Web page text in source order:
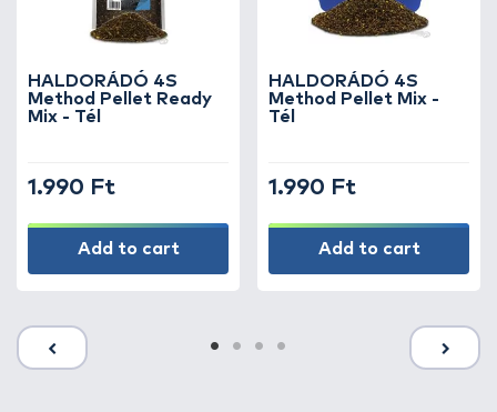
HALDORÁDÓ 4S
Method Pellet Ready
Mix - Tél
1.990 Ft
Add to cart
HALDORÁDÓ 4S
Method Pellet Mix -
Tél
1.990 Ft
Add to cart